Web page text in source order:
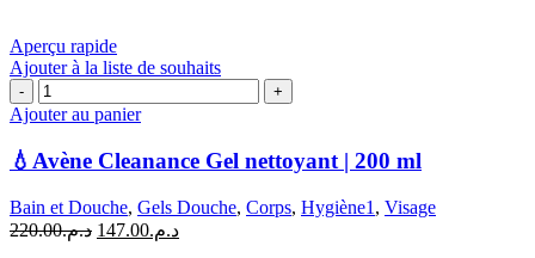
Aperçu rapide
Ajouter à la liste de souhaits
quantité
de
Avène
Cleanance
nettoyant
|
Ajouter au panier
💧Avène Cleanance Gel nettoyant | 200 ml
Bain et Douche, Gels Douche, Corps, Hygiène1 , Visage
د.م.220.00
Le
د.م.147.00
Le